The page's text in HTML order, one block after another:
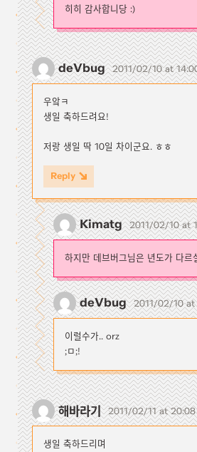
히히 감사합니당 :)
deVbug 2011/02/10 at
우앜ㅋ
생일 축하드려요!
저랑 생일 딱 10일 차이군요. ㅎㅎ
Reply
Kimatg 2011/02/10 at
하지만 데브버그님은 년도가 다르
deVbug 2011/02/10
이럴수가.. orz
;ㅁ;!
해바라기 2011/02/11 at
생일 축하드리며